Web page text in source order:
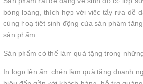
bóng loáng, thích hợp với việc tẩy rửa dễ
cùng hoạ tiết sinh động của sản phẩm
sản phẩm.
Sản phẩm có thể làm quà tặng trong
In logo lên ấm chén làm quà tặng doanh